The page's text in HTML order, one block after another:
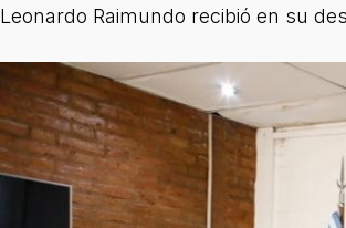
Leonardo Raimundo recibió en su